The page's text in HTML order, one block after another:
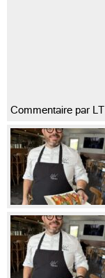
Commentaire par LT